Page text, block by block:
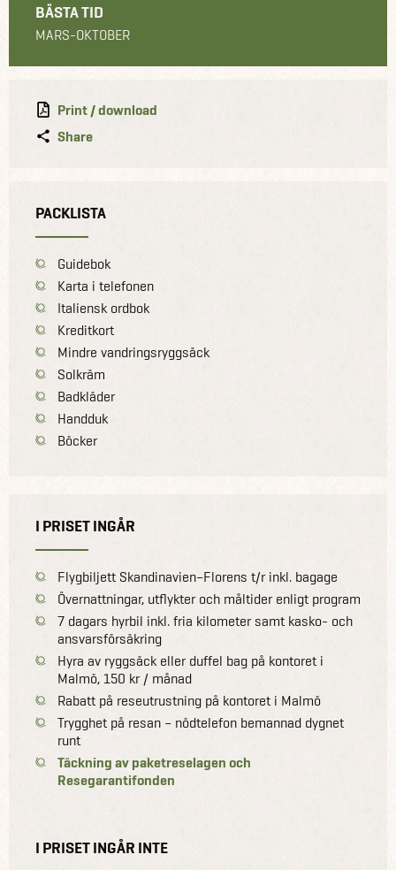
BÄSTA TID
MARS-OKTOBER
Print / download
Share
PACKLISTA
Guidebok
Karta i telefonen
Italiensk ordbok
Kreditkort
Mindre vandringsryggsäck
Solkräm
Badkläder
Handduk
Böcker
I PRISET INGÅR
Flygbiljett Skandinavien–Florens t/r inkl. bagage
Övernattningar, utflykter och måltider enligt program
7 dagars hyrbil inkl. fria kilometer samt kasko- och
ansvarsförsäkring
Hyra av ryggsäck eller duffel bag på kontoret i
Malmö, 150 kr / månad
Rabatt på reseutrustning på kontoret i Malmö
Trygghet på resan – nödtelefon bemannad dygnet
runt
Täckning av paketreselagen och
Resegarantifonden
I PRISET INGÅR INTE